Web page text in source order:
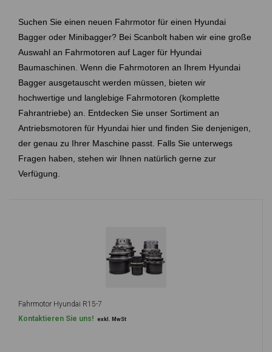
Suchen Sie einen neuen Fahrmotor für einen Hyundai
Bagger oder Minibagger? Bei Scanbolt haben wir eine große
Auswahl an Fahrmotoren auf Lager für Hyundai
Baumaschinen. Wenn die Fahrmotoren an Ihrem Hyundai
Bagger ausgetauscht werden müssen, bieten wir
hochwertige und langlebige Fahrmotoren (komplette
Fahrantriebe) an. Entdecken Sie unser Sortiment an
Antriebsmotoren für Hyundai hier und finden Sie denjenigen,
der genau zu Ihrer Maschine passt. Falls Sie unterwegs
Fragen haben, stehen wir Ihnen natürlich gerne zur
Verfügung.
Fahrmotor Hyundai R15-7
Kontaktieren Sie uns! exkl. MwSt